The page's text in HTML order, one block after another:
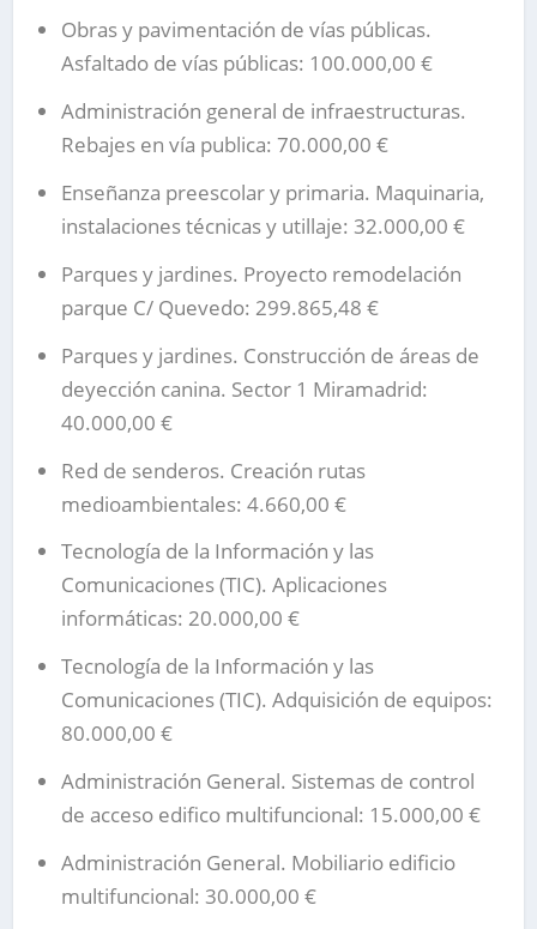
Obras y pavimentación de vías públicas.
Asfaltado de vías públicas: 100.000,00 €
Administración general de infraestructuras.
Rebajes en vía publica: 70.000,00 €
Enseñanza preescolar y primaria. Maquinaria,
instalaciones técnicas y utillaje: 32.000,00 €
Parques y jardines. Proyecto remodelación
parque C/ Quevedo: 299.865,48 €
Parques y jardines. Construcción de áreas de
deyección canina. Sector 1 Miramadrid:
40.000,00 €
Red de senderos. Creación rutas
medioambientales: 4.660,00 €
Tecnología de la Información y las
Comunicaciones (TIC). Aplicaciones
informáticas: 20.000,00 €
Tecnología de la Información y las
Comunicaciones (TIC). Adquisición de equipos:
80.000,00 €
Administración General. Sistemas de control
de acceso edifico multifuncional: 15.000,00 €
Administración General. Mobiliario edificio
multifuncional: 30.000,00 €